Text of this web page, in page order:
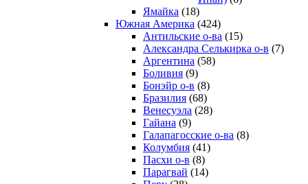
Ямайка (18)
Южная Америка (424)
Антильские о-ва (15)
Александра Селькирка о-в (7)
Аргентина (58)
Боливия (9)
Бонэйр о-в (8)
Бразилия (68)
Венесуэла (28)
Гайана (9)
Галапагосские о-ва (8)
Колумбия (41)
Пасхи о-в (8)
Парагвай (14)